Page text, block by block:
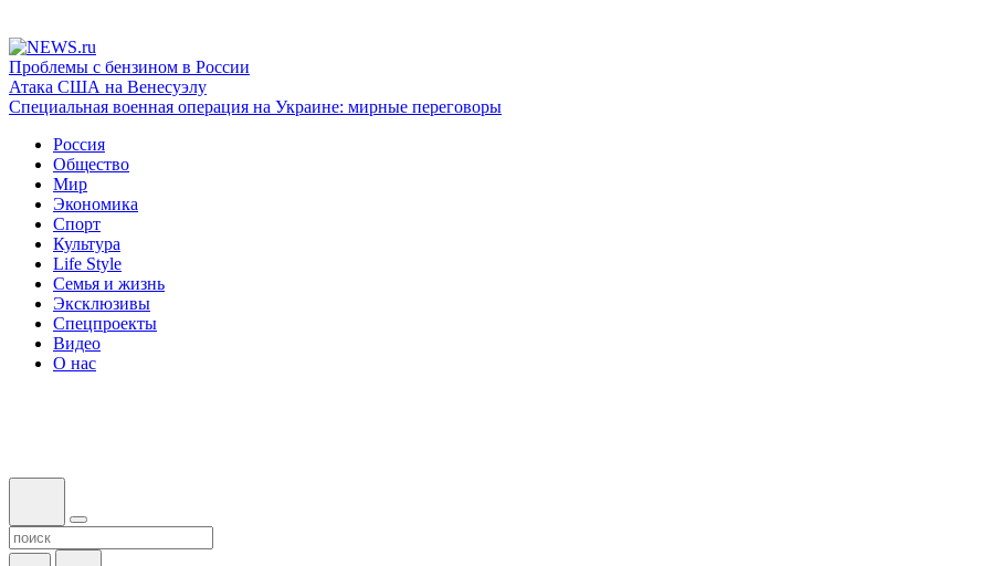
Проблемы с бензином в России
Атака США на Венесуэлу
Специальная военная операция на Украине: мирные переговоры
Россия
Общество
Мир
Экономика
Спорт
Культура
Life Style
Семья и жизнь
Эксклюзивы
Спецпроекты
Видео
О нас